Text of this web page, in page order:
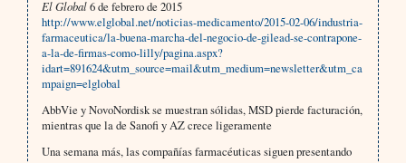
El Global6 de febrero de 2015
http://www.elglobal.net/noticias-medicamento/2015-02-06/industria-
farmaceutica/la-buena-marcha-del-negocio-de-gilead-se-contrapone-
a-la-de-firmas-como-lilly/pagina.aspx?
idart=891624&utm_source=mail&utm_medium=newsletter&utm_ca
mpaign=elglobal
AbbVie y NovoNordisk se muestran sólidas, MSD pierde facturación,
mientras que la de Sanofi y AZ crece ligeramente
Una semana más, las compañías farmacéuticas siguen presentando